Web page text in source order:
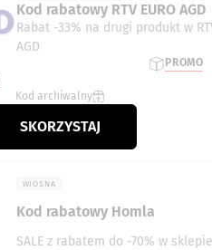
Kod rabatowy RTV EURO AGD
Rabat -33% na drugi produkt w
AGD
PROMO
Kod archiwalny
SKORZYSTAJ
WIOSNA
Kod rabatowy Homla
SALE z rabatem do -70% w